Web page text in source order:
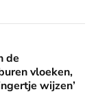
‘Zelfs als
de
vloeken,
wijzen’